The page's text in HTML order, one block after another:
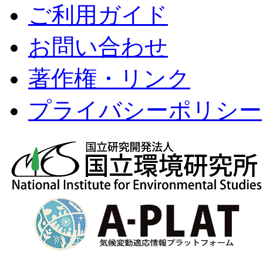
ご利用ガイド
お問い合わせ
著作権・リンク
プライバシーポリシー